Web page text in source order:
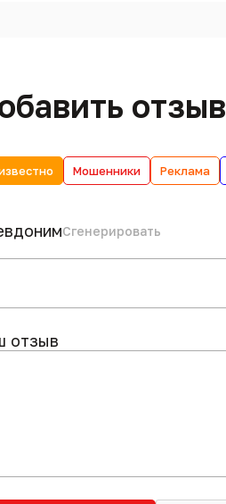
отзыв
Мошенники Реклама
Сгенерировать
отзыв